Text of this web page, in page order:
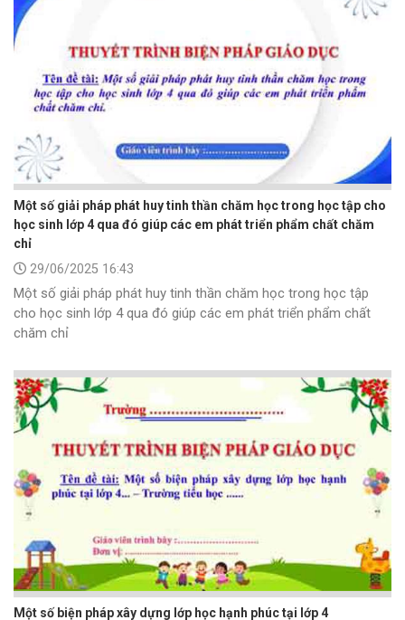
Một số giải pháp phát huy tinh thần chăm học trong học tập cho
học sinh lớp 4 qua đó giúp các em phát triển phẩm chất chăm
chỉ
29/06/2025 16:43
Một số giải pháp phát huy tinh thần chăm học trong học tập
cho học sinh lớp 4 qua đó giúp các em phát triển phẩm chất
chăm chỉ
Một số biện pháp xây dựng lớp học hạnh phúc tại lớp 4